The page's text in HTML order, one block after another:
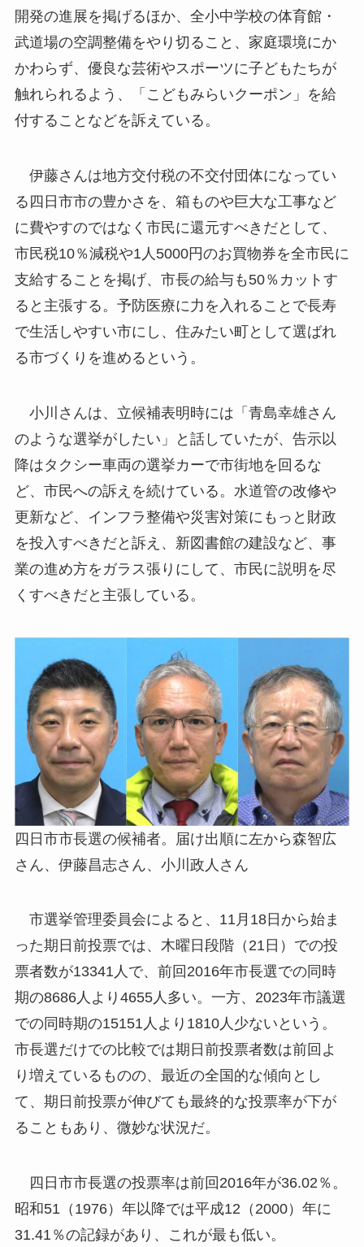
開発の進展を掲げるほか、全小中学校の体育館・
武道場の空調整備をやり切ること、家庭環境にか
かわらず、優良な芸術やスポーツに子どもたちが
触れられるよう、「こどもみらいクーポン」を給
付することなどを訴えている。
伊藤さんは地方交付税の不交付団体になってい
る四日市市の豊かさを、箱ものや巨大な工事など
に費やすのではなく市民に還元すべきだとして、
市民税10％減税や1人5000円のお買物券を全市民に
支給することを掲げ、市長の給与も50％カットす
ると主張する。予防医療に力を入れることで長寿
で生活しやすい市にし、住みたい町として選ばれ
る市づくりを進めるという。
小川さんは、立候補表明時には「青島幸雄さん
のような選挙がしたい」と話していたが、告示以
降はタクシー車両の選挙カーで市街地を回るな
ど、市民への訴えを続けている。水道管の改修や
更新など、インフラ整備や災害対策にもっと財政
を投入すべきだと訴え、新図書館の建設など、事
業の進め方をガラス張りにして、市民に説明を尽
くすべきだと主張している。
四日市市長選の候補者。届け出順に左から森智広
さん、伊藤昌志さん、小川政人さん
市選挙管理委員会によると、11月18日から始ま
った期日前投票では、木曜日段階（21日）での投
票者数が13341人で、前回2016年市長選での同時
期の8686人より4655人多い。一方、2023年市議選
での同時期の15151人より1810人少ないという。
市長選だけでの比較では期日前投票者数は前回よ
り増えているものの、最近の全国的な傾向とし
て、期日前投票が伸びても最終的な投票率が下が
ることもあり、微妙な状況だ。
四日市市長選の投票率は前回2016年が36.02％。
昭和51（1976）年以降では平成12（2000）年に
31.41％の記録があり、これが最も低い。